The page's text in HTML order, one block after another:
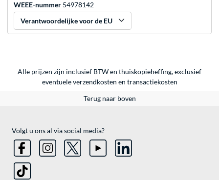
WEEE-nummer 54978142
Verantwoordelijke voor de EU
Alle prijzen zijn inclusief BTW en thuiskopieheffing, exclusief
eventueleverzendkosten en transactiekosten
Terug naar boven
Volgt u ons al via social media?